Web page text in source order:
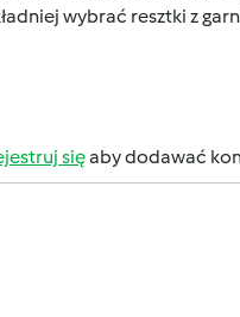
wybrać resztki z
sięaby dodawać